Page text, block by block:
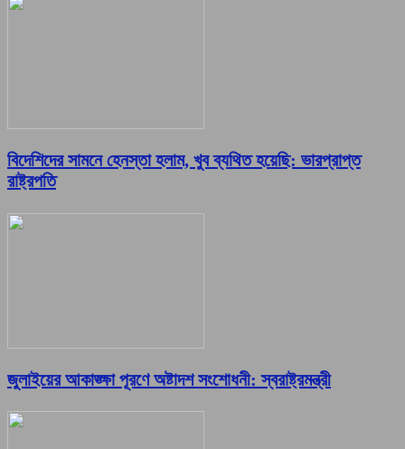
বিদেশিদের সামনে হেনস্তা হলাম, খুব ব্যথিত হয়েছি: ভারপ্রাপ্ত
রাষ্ট্রপতি
জুলাইয়ের আকাঙ্ক্ষা পূরণে অষ্টাদশ সংশোধনী: স্বরাষ্ট্রমন্ত্রী